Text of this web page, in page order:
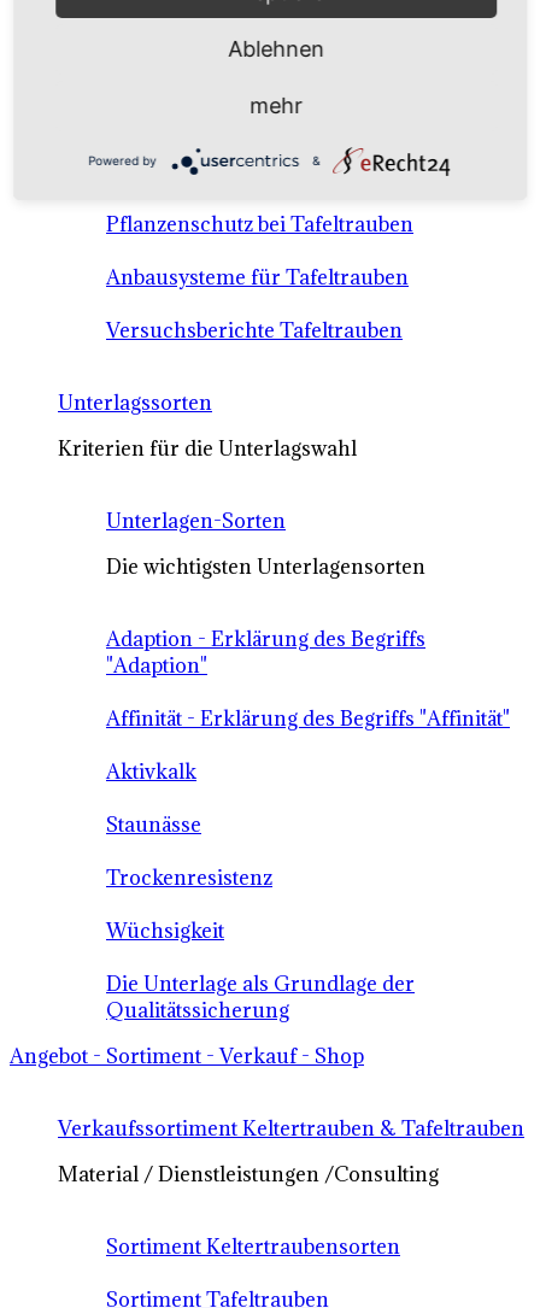
Anbausysteme & Recht
Tafeltrauben A-Z Sortenbeschreibungen
Tafeltraubenanbau - rechtliche
Voraussetzungen
Pflanzenschutz bei Tafeltrauben
Anbausysteme für Tafeltrauben
Versuchsberichte Tafeltrauben
Unterlagssorten
Kriterien für die Unterlagswahl
Unterlagen-Sorten
Die wichtigsten Unterlagensorten
Adaption - Erklärung des Begriffs
"Adaption"
Affinität - Erklärung des Begriffs "Affinität"
Aktivkalk
Staunässe
Trockenresistenz
Wüchsigkeit
Die Unterlage als Grundlage der
Qualitätssicherung
Angebot - Sortiment - Verkauf - Shop
Verkaufssortiment Keltertrauben & Tafeltrauben
Material / Dienstleistungen /Consulting
Sortiment Keltertraubensorten
Sortiment Tafeltrauben
Ablehnen
mehr
Powered by &